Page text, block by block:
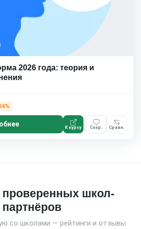
2026 года: теория и
К курсу Сохр. Сравн.
проверенных школ-
партнёров
со школами — рейтинги и отзывы